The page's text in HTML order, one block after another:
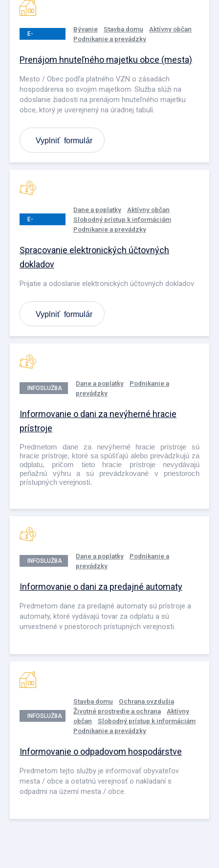
E-
Bývanie Stavba domu
Aktívny občan
Podnikanie a prevádzky
Prenájom hnuteľného majetku obce (mesta)
Mesto / Obec podľa platného VZN o zásadách
hospodárenia so svojim majetkom. Služba slúži na
odoslanie žiadosti na prenájom hnuteľného majetku
obce, ktorý je uverejnený na úradnej tabuli.
Vyplniť formulár
E-
Dane a poplatky
Aktívny občan
Slobodný prístup k informáciám
Podnikanie a prevádzky
Spracovanie elektronických účtovných
dokladov
Prijatie a odoslanie elektronických účtovných dokladov
Vyplniť formulár
INFOSLUŽBA
Dane a poplatky
Podnikanie a
prevádzky
Informovanie o dani za nevýherné hracie
prístroje
Predmetom dane za nevýherné hracie prístroje sú
hracie prístroje, ktoré sa spúšťajú alebo prevádzkujú za
odplatu, pričom tieto hracie prístroje nevydávajú
peňažnú výhru a sú prevádzkované v priestoroch
prístupných verejnosti.
INFOSLUŽBA
Dane a poplatky
Podnikanie a
prevádzky
Informovanie o dani za predajné automaty
Predmetom dane za predajné automaty sú prístroje a
automaty, ktoré vydávajú tovar za odplatu a sú
umiestnené v priestoroch prístupných verejnosti.
INFOSLUŽBA
Stavba domu
Ochrana ovzdušia
Životné prostredie a ochrana
Aktívny
občan
Slobodný prístup k informáciám
Podnikanie a prevádzky
Informovanie o odpadovom hospodárstve
Predmetom tejto služby je informovať obyvateľov
mesta / obce a ostatnú verejnosť o nakladaní s
odpadmi na území mesta / obce.